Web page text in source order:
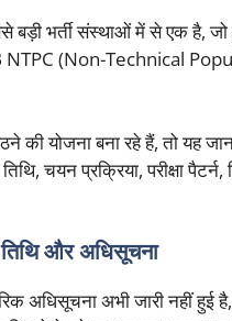
बड़ी भर्ती संस्थाओं में से एक है,
(Non-Technical
की योजना बना रहे हैं, तो यह
चयन प्रक्रिया, परीक्षा
और अधिसूचना
अधिसूचना अभी जारी नहीं हुई